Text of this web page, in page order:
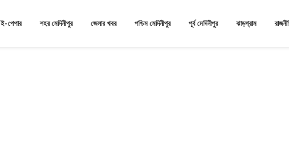
ই-পেপার শহর মেদিনীপুর জেলার খবর পশ্চিম মেদিনীপুর পূর্ব মেদিনীপুর ঝাড়গ্রাম